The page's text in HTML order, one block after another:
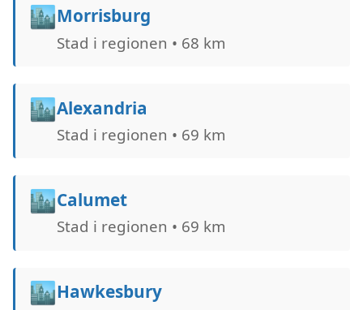
🏙️Morrisburg
Stad i regionen • 68 km
🏙️Alexandria
Stad i regionen • 69 km
🏙️Calumet
Stad i regionen • 69 km
🏙️Hawkesbury